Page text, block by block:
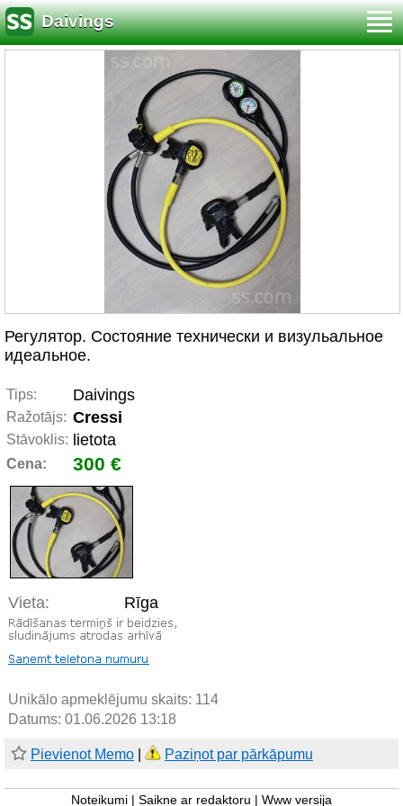
Daivings
Регулятор. Состояние технически и визульальное
идеальное.
Tips: Daivings
Ražotājs: Cressi
Stāvoklis: lietota
Cena: 300 €
Vieta: Rīga
Unikālo apmeklējumu skaits: 114
Datums: 01.06.2026 13:18
Pievienot Memo Paziņot par pārkāpumu
Noteikumi Saikne ar redaktoru Www versija